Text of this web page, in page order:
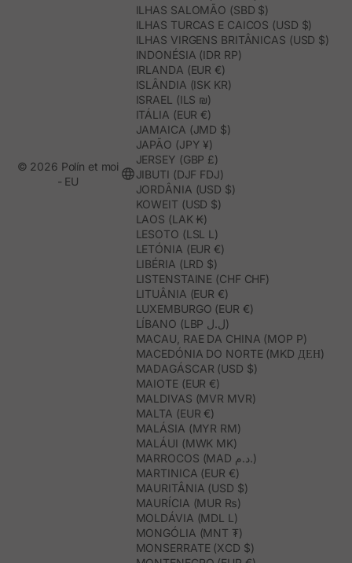
ILHAS SALOMÃO (SBD $)
ILHAS TURCAS E CAICOS (USD $)
ILHAS VIRGENS BRITÂNICAS (USD $)
INDONÉSIA (IDR RP)
IRLANDA (EUR €)
ISLÂNDIA (ISK KR)
ISRAEL (ILS ₪)
ITÁLIA (EUR €)
JAMAICA (JMD $)
JAPÃO (JPY ¥)
JERSEY (GBP £)
JIBUTI (DJF FDJ)
JORDÂNIA (USD $)
KOWEIT (USD $)
LAOS (LAK ₭)
LESOTO (LSL L)
LETÓNIA (EUR €)
LIBÉRIA (LRD $)
LISTENSTAINE (CHF CHF)
LITUÂNIA (EUR €)
LUXEMBURGO (EUR €)
LÍBANO (LBP ل.ل)
MACAU, RAE DA CHINA (MOP P)
MACEDÓNIA DO NORTE (MKD ДЕН)
MADAGÁSCAR (USD $)
MAIOTE (EUR €)
MALDIVAS (MVR MVR)
MALTA (EUR €)
MALÁSIA (MYR RM)
MALÁUI (MWK MK)
MARROCOS (MAD د.م.)
MARTINICA (EUR €)
MAURITÂNIA (USD $)
MAURÍCIA (MUR ₨)
MOLDÁVIA (MDL L)
MONGÓLIA (MNT ₮)
MONSERRATE (XCD $)
© 2026 Polín et moi
- EU